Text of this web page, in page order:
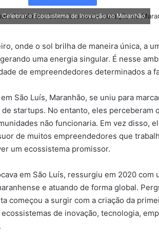
o Ecossistema de Inovação no Maranhão
onde o sol brilha de maneira única, a
uma energia singular. É nesse
de empreendedores determinados a
São Luís, Maranhão, se uniu para
startups. No entanto, eles perceberam
não funcionaria. Em vez disso,
de muitos empreendedores que
um ecossistema promissor.
em São Luís, ressurgiu em 2020 com
e atuando de forma global.
começou a surgir com a criação da
de inovação, tecnologia,